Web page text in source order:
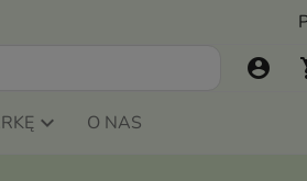
account_circle
O NAS